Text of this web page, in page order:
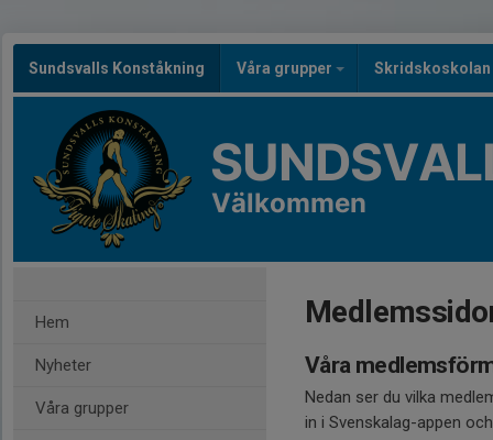
Sundsvalls Konståkning Våra grupper Skridskoskolan
Välkommen
Hem
Nyheter
Våra grupper
Våra
Nedan ser du vilka
in i Svenskalag-appen